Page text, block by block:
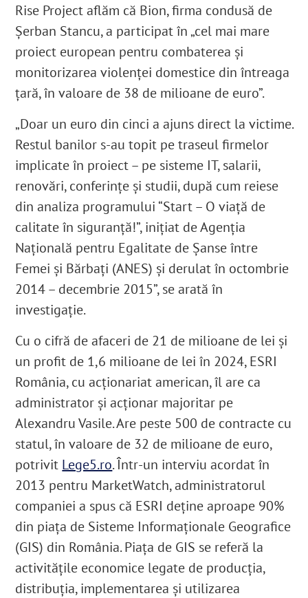
Rise Project aflăm că Bion, firma condusă de
Șerban Stancu, a participat în „cel mai mare
proiect european pentru combaterea și
monitorizarea violenței domestice din întreaga
țară, în valoare de 38 de milioane de euro”.
„Doar un euro din cinci a ajuns direct la victime.
Restul banilor s-au topit pe traseul firmelor
implicate în proiect – pe sisteme IT, salarii,
renovări, conferințe și studii, după cum reiese
din analiza programului “Start – O viață de
calitate în siguranță!”, inițiat de Agenția
Națională pentru Egalitate de Șanse între
Femei și Bărbați (ANES) și derulat în octombrie
2014 – decembrie 2015”, se arată în
investigație.
Cu o cifră de afaceri de 21 de milioane de lei și
un profit de 1,6 milioane de lei în 2024, ESRI
România, cu acționariat american, îl are ca
administrator și acționar majoritar pe
Alexandru Vasile. Are peste 500 de contracte cu
statul, în valoare de 32 de milioane de euro,
potrivit Lege5.ro. Într-un interviu acordat în
2013 pentru MarketWatch, administratorul
companiei a spus că ESRI deține aproape 90%
din piața de Sisteme Informaționale Geografice
(GIS) din România. Piața de GIS se referă la
activitățile economice legate de producția,
distribuția, implementarea și utilizarea